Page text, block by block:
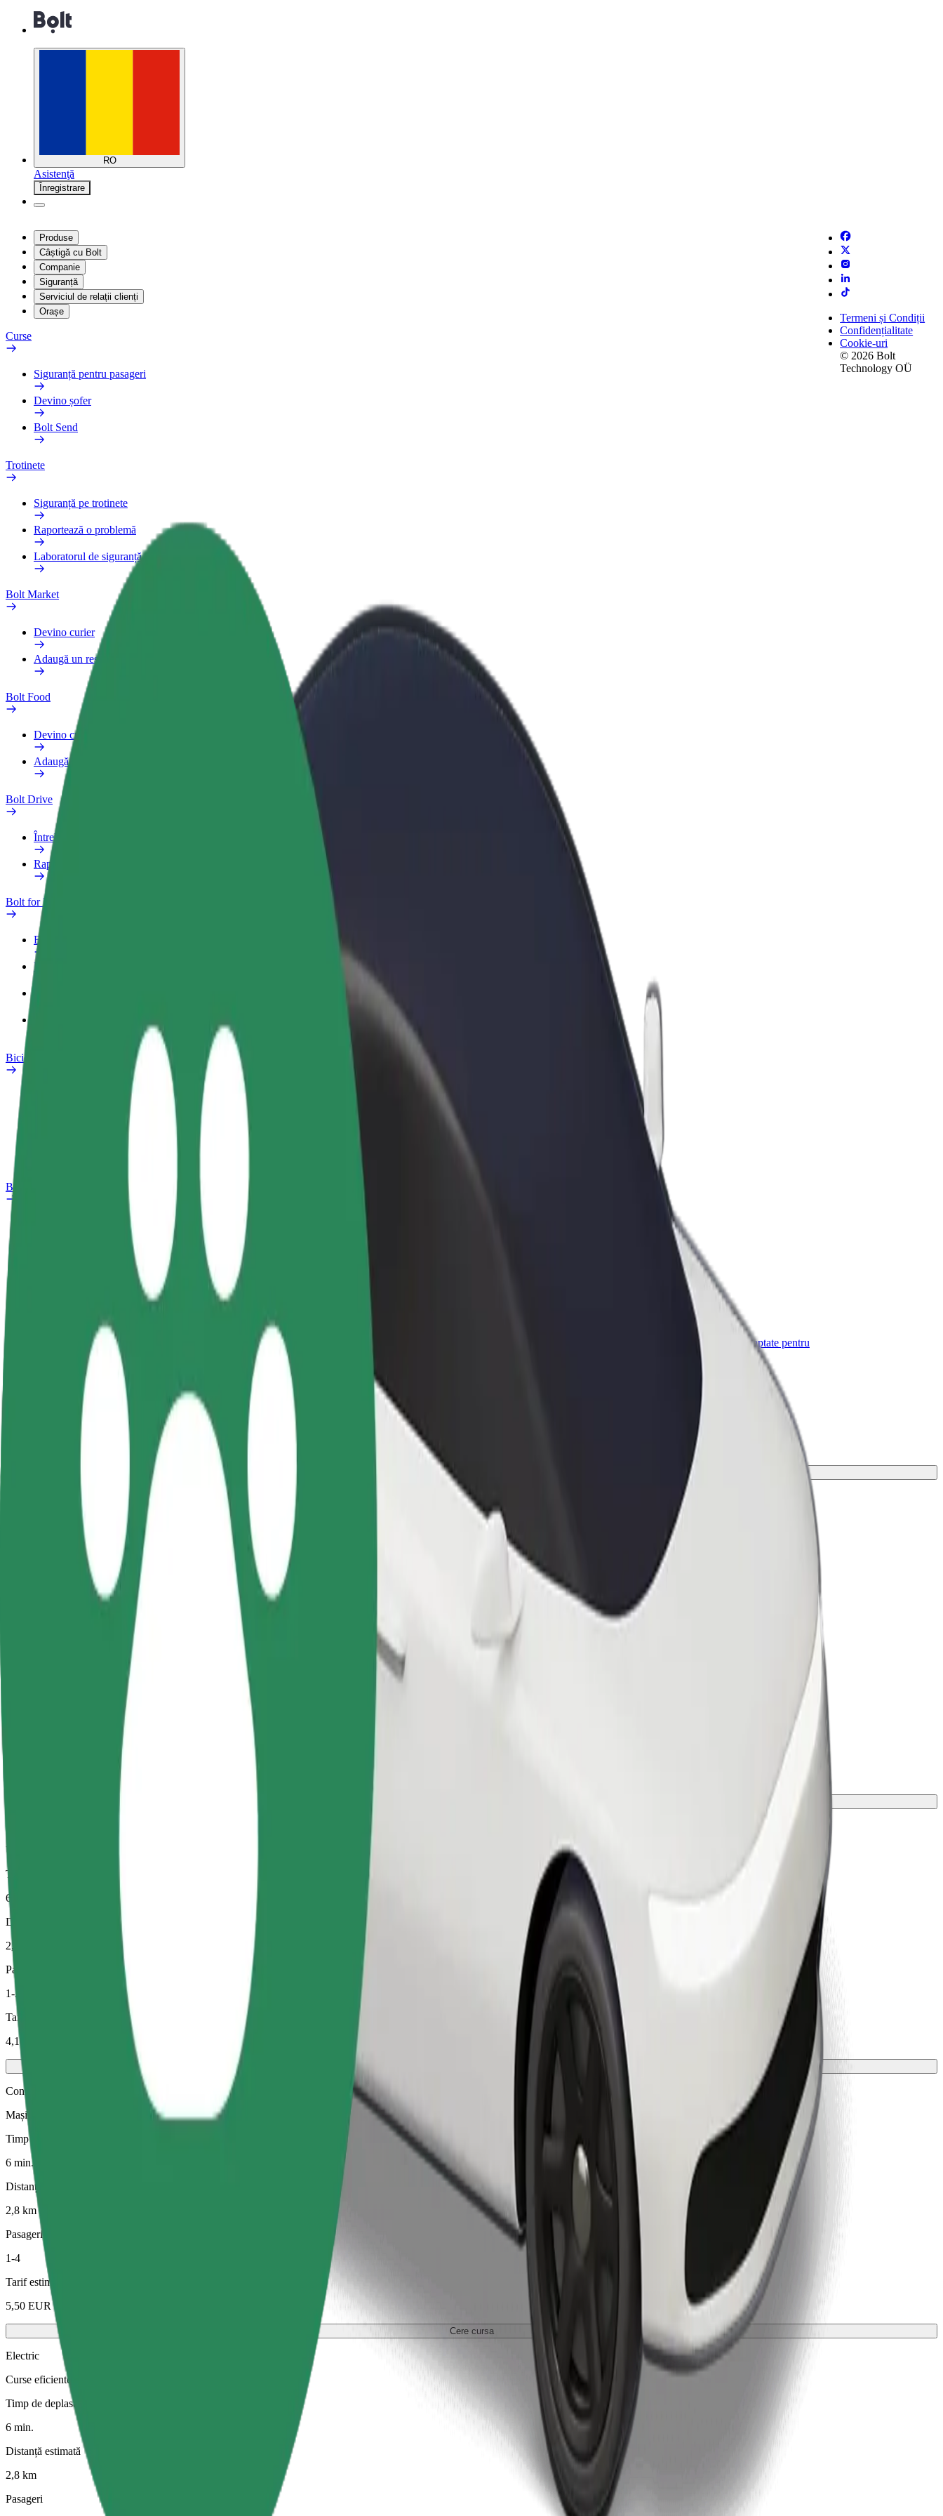
RO
Asistenţă
Înregistrare
Produse
Câștigă cu Bolt
Companie
Siguranță
Serviciul de relații clienți
Orașe
Curse
Siguranță pentru pasageri
Devino șofer
Bolt Send
Trotinete
Siguranță pe trotinete
Raportează o problemă
Laboratorul de siguranță
Bolt Market
Devino curier
Adaugă un restaurant sau un magazin
Bolt Food
Devino curier
Adaugă un restaurant sau un magazin
Bolt Drive
Întrebări frecvente
Raportează un vehicul
Bolt for Business
Beneficii
Profilul de Serviciu
Biciclete electrice
Laboratorul de siguranță
Raportează o problemă
Bolt Plus
Câștigă bani după
propriile reguli
Livrează mâncare și câștigă bani
Obține mai mulți clienți și mărește-ți
Bolt for Business
Produse și servicii Bolt adaptate pentru
Termeni și Condiții
Confidențialitate
Cookie-uri
© 2026 Bolt
Technology OÜ
Cum să ajungi de la Geneva Night Club la Narva raudteejaam
Cauți cel mai bun mod de deplasare de la Geneva Night Club la Narva raudteejaam? Explorează serviciile noastre și găsește-l pe cel perfect pentru cursa ta.
Descarcă Bolt Food
Geneva Night Club
Narva raudteejaam
Confort și comoditate la câteva clicuri distanță!
Curse de încredere cu mașini standard de dimensiuni medii.
Un scaun auto cu hamuri asigură o cursă sigură pentru copiii cu vârste între 2 și 6 ani (aproximativ 10–30 kg). Contactează șoferul pentru limitele exacte de vârstă, greutate și înălțime.
Timp de deplasare estimat
6 min.
Distanță estimată
2,8 km
Pasageri
1-3
Tarif estimat
4,10 EUR
Confort
Mașini mai mari, cu extra spațiu pentru picioare și depozitare
Timp de deplasare estimat
6 min.
Distanță estimată
2,8 km
Pasageri
1-4
Tarif estimat
5,50 EUR
Cere cursa
Electric
Curse eficiente cu vehicule complet electrice
Timp de deplasare estimat
6 min.
Distanță estimată
2,8 km
Pasageri